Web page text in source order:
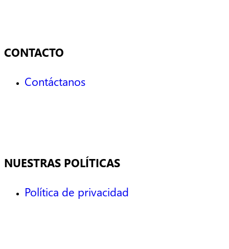
CONTACTO
Contáctanos
NUESTRAS POLÍTICAS
Política de privacidad